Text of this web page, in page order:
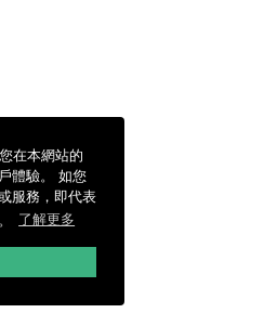
在本網站的
體驗。 如您
服務，即代表
了解更多